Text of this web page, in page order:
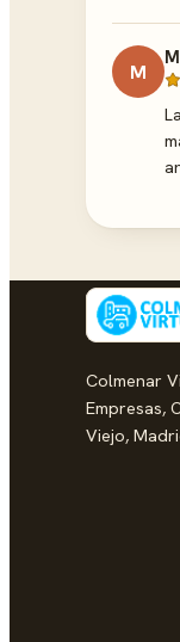
M
Colmenar
Empresas,
Viejo,